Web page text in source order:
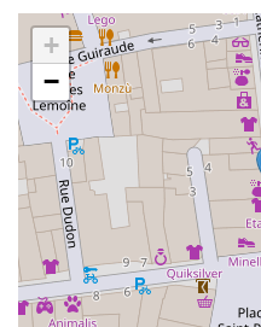
+
−